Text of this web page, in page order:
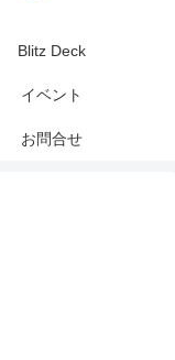
Blitz Deck
イベント
お問合せ